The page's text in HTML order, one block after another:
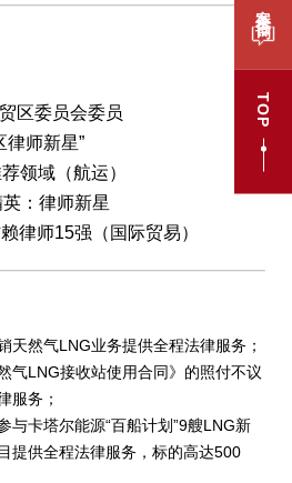
TOP
区委员会委员
律师新星”
领域（航运）
：律师新星
律师15强（国际贸易）
天然气LNG业务提供全程法律服务；
气LNG接收站使用合同》的照付不议
服务；
与卡塔尔能源“百船计划”9艘LNG新
提供全程法律服务，标的高达500